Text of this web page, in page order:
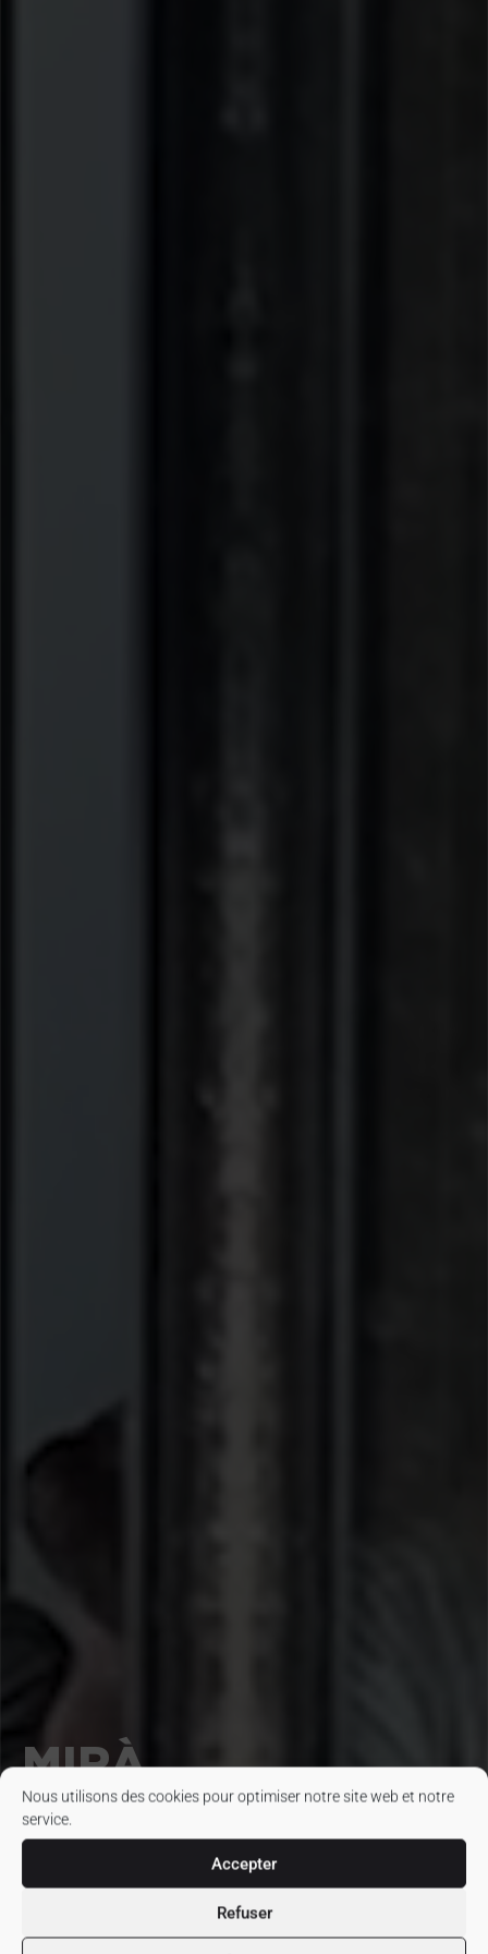
Nous utilisons des cookies pour optimiser notre site web et notre
service.
Accepter
Refuser
MIRÀ,
UN MONDE DE
POSSIBILITÉS
MIRÀ est une Maison mère familiale de création Premium